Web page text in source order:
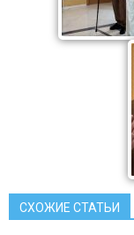
СХОЖИЕ СТАТЬИ